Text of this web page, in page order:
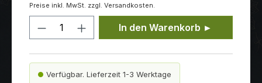
Preise inkl. MwSt. zzgl. Versandkosten.
Produkt Anzahl: Gib den
In den Warenkorb ►
Verfügbar. Lieferzeit 1-3 Werktage